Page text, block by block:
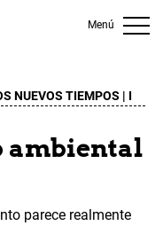
Menú
NUEVOS TIEMPOS | I
ambiental
parece realmente